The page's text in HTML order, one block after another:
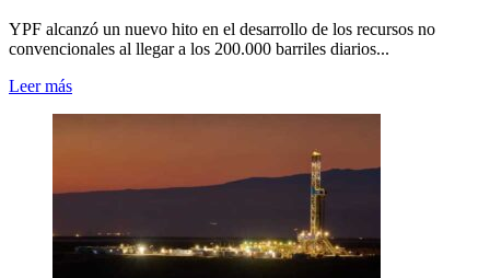
YPF alcanzó un nuevo hito en el desarrollo de los recursos no
convencionales al llegar a los 200.000 barriles diarios...
Leer más